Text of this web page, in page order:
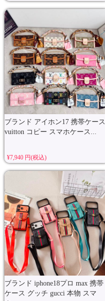
ブランド アイホン17 携帯ケース
vuitton コピー スマホケース...
¥7,940 円(税込)
ブランド iphone18プロ max 携帯
ケース グッチ gucci 本物 スマ